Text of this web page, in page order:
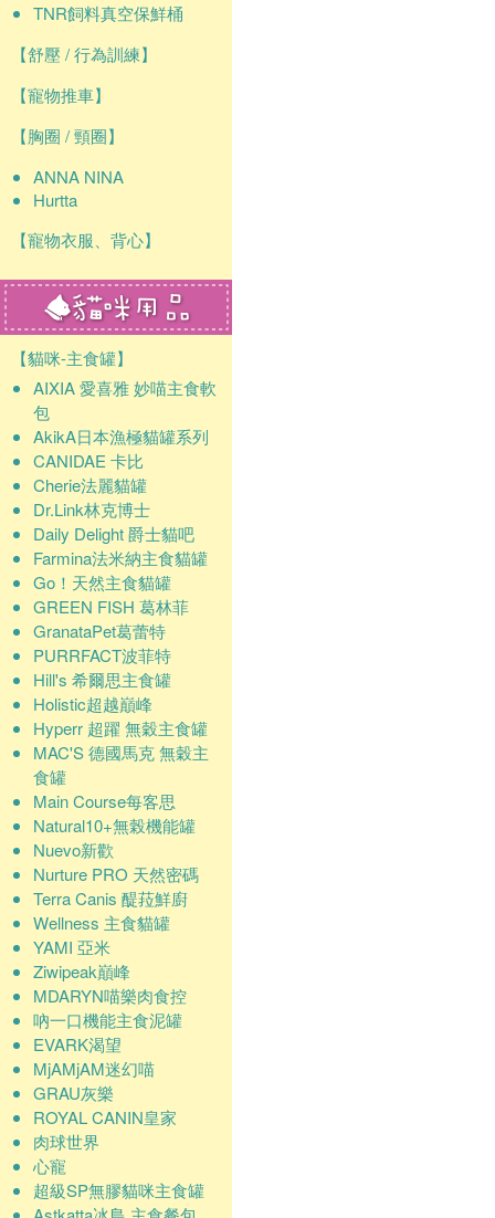
TNR飼料真空保鮮桶
【舒壓 / 行為訓練】
【寵物推車】
【胸圈 / 頸圈】
ANNA NINA
Hurtta
【寵物衣服、背心】
【貓咪-主食罐】
AIXIA 愛喜雅 妙喵主食軟
包
AkikA日本漁極貓罐系列
CANIDAE 卡比
Cherie法麗貓罐
Dr.Link林克博士
Daily Delight 爵士貓吧
Farmina法米納主食貓罐
Go！天然主食貓罐
GREEN FISH 葛林菲
GranataPet葛蕾特
PURRFACT波菲特
Hill's 希爾思主食罐
Holistic超越巔峰
Hyperr 超躍 無穀主食罐
MAC'S 德國馬克 無穀主
食罐
Main Course每客思
Natural10+無榖機能罐
Nuevo新歡
Nurture PRO 天然密碼
Terra Canis 醍菈鮮廚
Wellness 主食貓罐
YAMI 亞米
Ziwipeak巔峰
MDARYN喵樂肉食控
吶一口機能主食泥罐
EVARK渴望
MjAMjAM迷幻喵
GRAU灰樂
ROYAL CANIN皇家
肉球世界
心寵
超級SP無膠貓咪主食罐